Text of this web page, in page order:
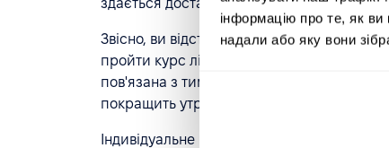
інформацію про те, як
надали або яку вони
здається достатньо".
Звісно, ви відстежуєте, що Іван хоче
пройти курс лідерства. Але ось незручне
пов'язана з тим, чи досягне ваша
покращить утримання клієнтів на 15%?
Індивідуальне планування розвитку